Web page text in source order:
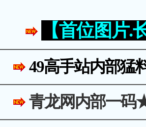
【首位图片.
49高手站内部猛
青龙网内部一